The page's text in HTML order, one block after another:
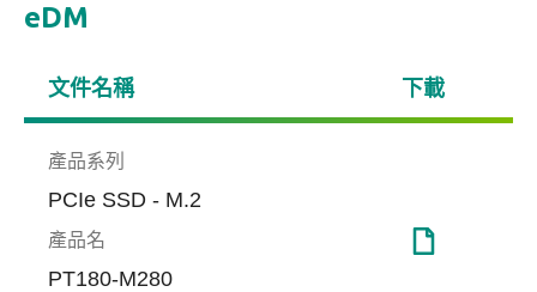
eDM
文件名稱 下載
產品系列
PCIe SSD - M.2
產品名
PT180-M280